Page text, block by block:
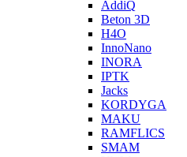
AddiQ
Beton 3D
H4O
InnoNano
INORA
IPTK
Jacks
KORDYGA
MAKU
RAMFLICS
SMAM